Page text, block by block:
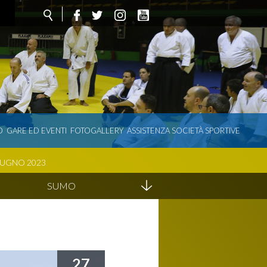
GARE ED EVENTI FOTOGALLERY ASSISTENZA SOCIETÀ SPORTIVE
2023
SUMO